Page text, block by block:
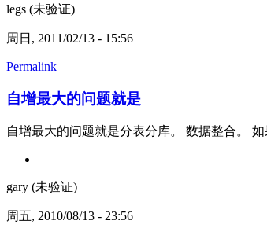
legs (未验证)
周日, 2011/02/13 - 15:56
Permalink
自增最大的问题就是
自增最大的问题就是分表分库。 数据整合。
gary (未验证)
周五, 2010/08/13 - 23:56